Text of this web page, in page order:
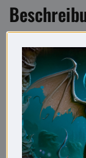
Zocken kann
Stichwort: Dark
die Wand, als
jede Woche ein
Glück den
Diese